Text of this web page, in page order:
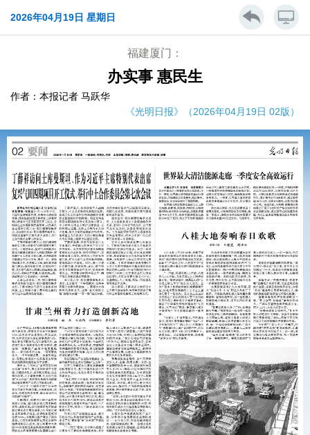
2026年04月19日 星期日
福建厦门：
办实事 惠民生
作者：本报记者 马跃华
《光明日报》（2026年04月19日 02版）